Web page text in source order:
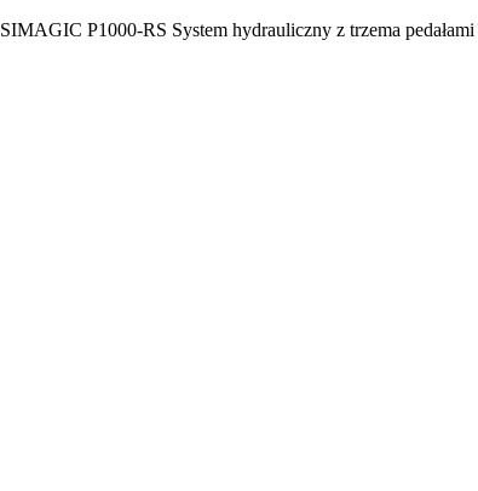
SIMAGIC P1000-RS System hydrauliczny z trzema